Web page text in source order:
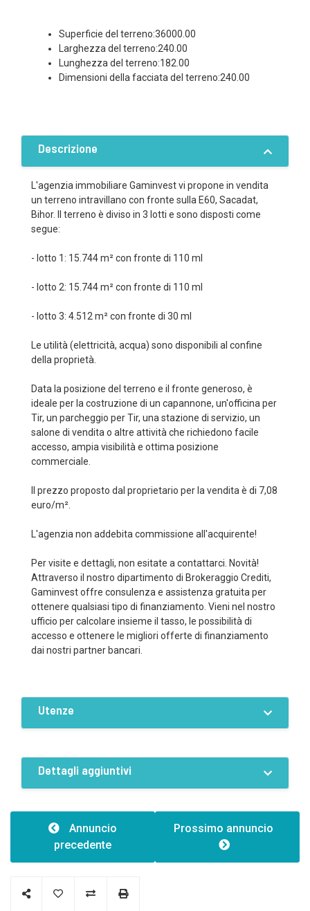
Superficie del terreno:36000.00
Larghezza del terreno:240.00
Lunghezza del terreno:182.00
Dimensioni della facciata del terreno:240.00
Descrizione
L'agenzia immobiliare Gaminvest vi propone in vendita
un terreno intravillano con fronte sulla E60, Sacadat,
Bihor. Il terreno è diviso in 3 lotti e sono disposti come
segue:
- lotto 1: 15.744 m² con fronte di 110 ml
- lotto 2: 15.744 m² con fronte di 110 ml
- lotto 3: 4.512 m² con fronte di 30 ml
Le utilità (elettricità, acqua) sono disponibili al confine
della proprietà.
Data la posizione del terreno e il fronte generoso, è
ideale per la costruzione di un capannone, un'officina per
Tir, un parcheggio per Tir, una stazione di servizio, un
salone di vendita o altre attività che richiedono facile
accesso, ampia visibilità e ottima posizione
commerciale.
Il prezzo proposto dal proprietario per la vendita è di 7,08
euro/m².
L'agenzia non addebita commissione all'acquirente!
Per visite e dettagli, non esitate a contattarci. Novità!
Attraverso il nostro dipartimento di Brokeraggio Crediti,
Gaminvest offre consulenza e assistenza gratuita per
ottenere qualsiasi tipo di finanziamento. Vieni nel nostro
ufficio per calcolare insieme il tasso, le possibilità di
accesso e ottenere le migliori offerte di finanziamento
dai nostri partner bancari.
Utenze
Dettagli aggiuntivi
Numero di facciate:1
Annuncio
precedente
Prossimo annuncio